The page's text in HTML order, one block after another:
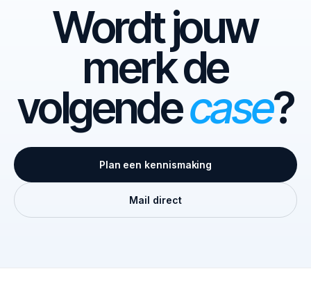
Wordt jouw
merk de
volgendecase?
Plan een kennismaking
Mail direct